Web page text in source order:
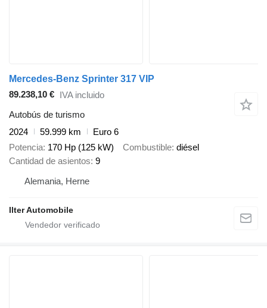
Mercedes-Benz Sprinter 317 VIP
89.238,10 €
IVA incluido
Autobús de turismo
2024
59.999 km
Euro 6
Potencia 170 Hp (125 kW) Combustible diésel
Cantidad de asientos 9
Alemania, Herne
Ilter Automobile